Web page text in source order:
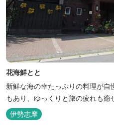
花海鮮とと
新鮮な海の幸たっぷりの料理が
もあり、ゆっくりと旅の疲れも癒
伊勢志摩